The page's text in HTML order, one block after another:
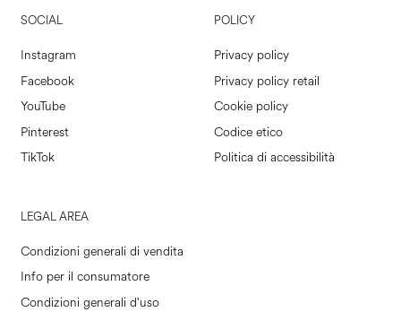
SOCIAL
Instagram
Facebook
YouTube
Pinterest
TikTok
POLICY
Privacy policy
Privacy policy retail
Cookie policy
Codice etico
Politica di accessibilità
LEGAL AREA
Condizioni generali di vendita
Info per il consumatore
Condizioni generali d'uso